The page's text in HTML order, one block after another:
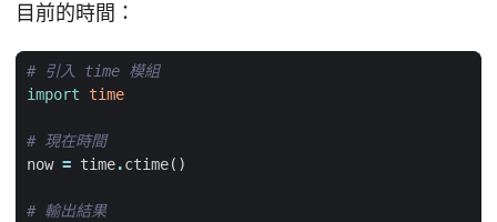
目前的時間：
# 引入 time 模組
import
time
# 現在時間
now = time.ctime()
# 輸出結果